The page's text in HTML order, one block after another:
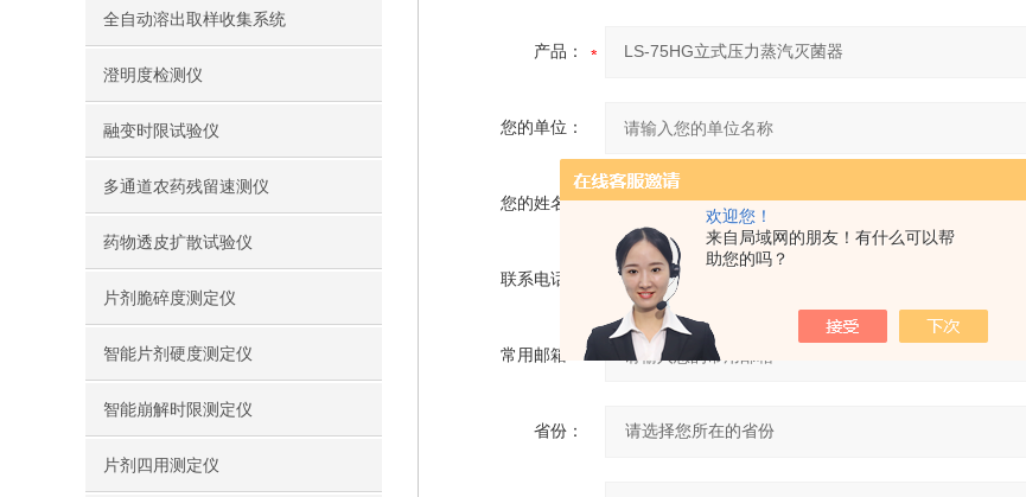
欢迎您！
来自局域网的朋友！有什么可以帮
助您的吗？
全自动溶出取样收集系统
澄明度检测仪
融变时限试验仪
多通道农药残留速测仪
药物透皮扩散试验仪
片剂脆碎度测定仪
智能片剂硬度测定仪
智能崩解时限测定仪
片剂四用测定仪
产品：
您的单位：
您的姓名：
联系电话：
常用邮箱：
省份：